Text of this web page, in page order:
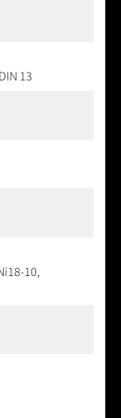
13
10,